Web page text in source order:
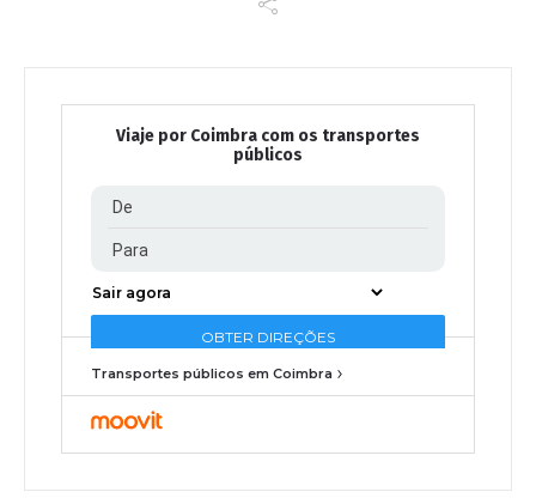
Viaje por Coimbra com os transportes
públicos
Transportes públicos em Coimbra